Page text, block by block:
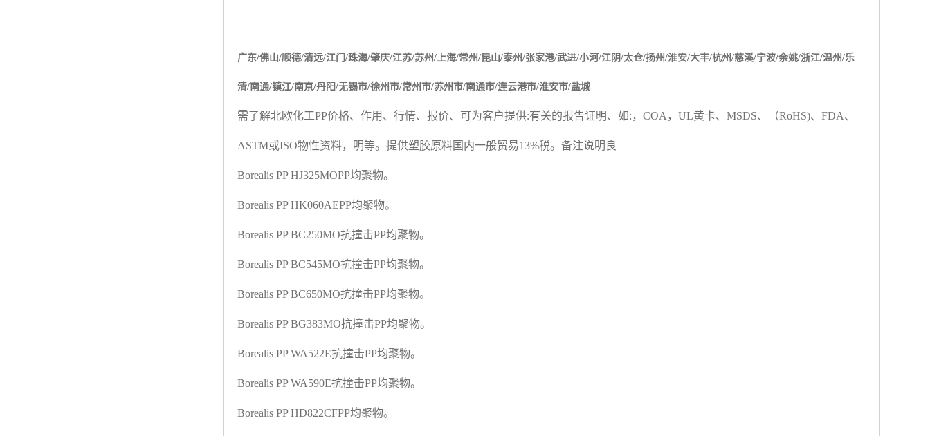
广东/佛山/顺德/清远/江门 /珠海/肇庆/江苏/苏州/上海/常州/昆山/泰州/张家港/武进/小河 /江阴/太仓/扬州/淮安/大丰/杭州/慈溪/宁波/余姚/浙江/温州/乐
清/南通/镇江/南京/丹阳/无锡市/徐州市/常州市/苏州市/南通市/连云港市/淮安市/盐城
需了解北欧化工PP价格、作用、行情、报价、可为客户提供:有关的报告证明、如: ， COA ， UL黄卡、 MSDS、 （RoHS)、 FDA、
ASTM或ISO物性资料，明等。提供塑胶原料国内一般贸易13%税。备注说明良
Borealis PP HJ325MOPP均聚物。
Borealis PP HK060AEPP均聚物。
Borealis PP BC250MO抗撞击PP均聚物。
Borealis PP BC545MO抗撞击PP均聚物。
Borealis PP BC650MO抗撞击PP均聚物。
Borealis PP BG383MO抗撞击PP均聚物。
Borealis PP WA522E抗撞击PP均聚物。
Borealis PP WA590E抗撞击PP均聚物。
Borealis PP HD822CFPP均聚物。